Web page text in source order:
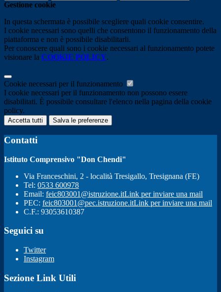
Gestione cookie
In questa schermata è possibile scegliere quali cookie consentire.
I cookie necessari sono quelli che consentono il funzionamento della
piattaforma e non è possibile disabilitarli.
Per conoscere quali sono i cookie necessari al funzionamento potete
visionare la COOKIE POLICY.
Cookie necessari per il funzionamento
I cookie necessari per il funzionamento non possono essere
disabilitati. È possibile consultare l'elenco nella pagina della cookie
policy.
Accetta tutti Salva le preferenze
Contatti
Istituto Comprensivo "Don Chendi"
Via Franceschini, 2 - località Tresigallo, Tresignana (FE)
Tel: 0533 600978
Email: feic803001@istruzione.itLink per inviare una mail
PEC: feic803001@pec.istruzione.itLink per inviare una mail
C.F.: 93053610387
Seguici su
Twitter
Instagram
Sezione Link Utili